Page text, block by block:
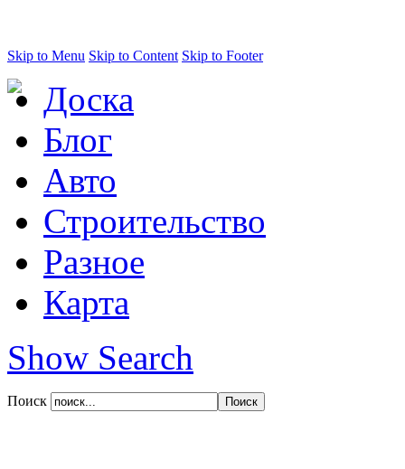
Skip to Menu Skip to Content Skip to Footer
Доска
Блог
Авто
Строительство
Разное
Карта
Show Search
Поиск